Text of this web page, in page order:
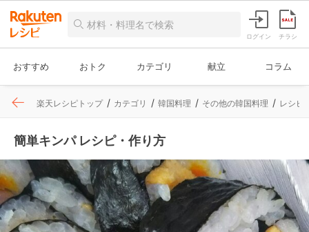
ログイン チラシ
おすすめ おトク カテゴリ 献立 コラム
楽天レシピトップ カテゴリ 韓国料理 その他の韓国料理 レシピ
簡単キンパ レシピ・作り方